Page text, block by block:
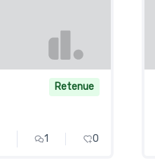
Retenue
1 0